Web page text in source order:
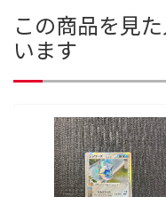
この商品を見
います